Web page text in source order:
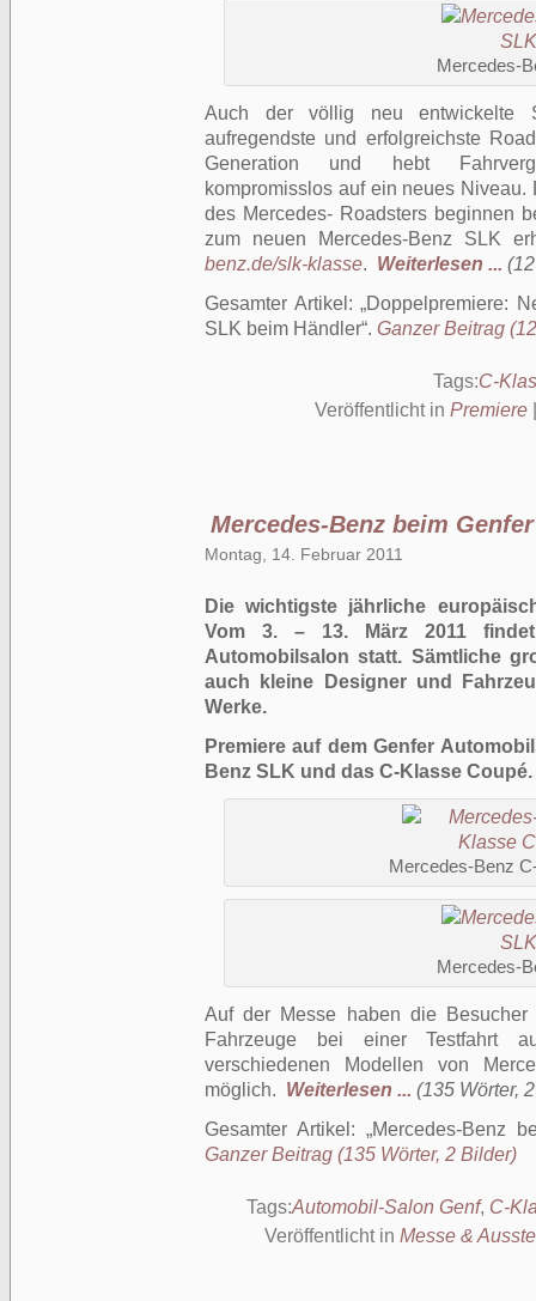
Mercedes-
Auch der völlig neu entwickelte
aufregendste und erfolgreichste
Generation und hebt
kompromisslos auf ein neues
des Mercedes- Roadsters beginnen
zum neuen Mercedes-Benz SLK
benz.de/slk-klasse. Weiterlesen ...
Gesamter Artikel:
Doppelpremiere:
SLK beim Händler . Ganzer Beitrag
Tags:C-
Veröffentlicht in Premiere
Mercedes-Benz beim
Montag, 14. Februar 2011
Die wichtigste jährliche
Vom 3. – 13. März 2011
Automobilsalon statt. Sämtliche
auch kleine Designer und
Werke.
Premiere auf dem Genfer
Benz SLK und das C-Klasse Coupé.
Mercedes-Benz
Mercedes-
Auf der Messe haben die
Fahrzeuge bei einer Testfahrt
verschiedenen Modellen von
möglich. Weiterlesen ... (135 Wörter,
Gesamter Artikel:
Mercedes-Benz
Ganzer Beitrag (135 Wörter, 2 Bilder)
Tags:Automobil-Salon Genf, C-
Veröffentlicht in Messe &